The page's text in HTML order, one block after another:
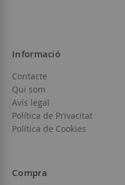
Informació
Contacte
Qui som
Avís legal
Política de Privacitat
Política de Cookies
Compra